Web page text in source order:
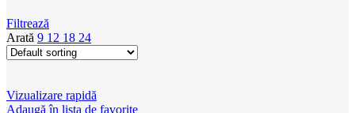
Filtrează
Arată 9 12 18 24
Vizualizare rapidă
Adaugă în lista de favorite